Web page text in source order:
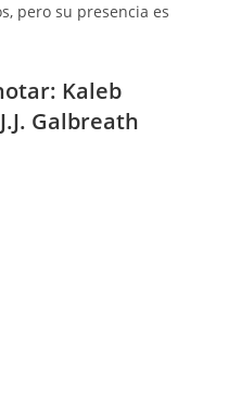
pero su presencia es
Kaleb
Galbreath